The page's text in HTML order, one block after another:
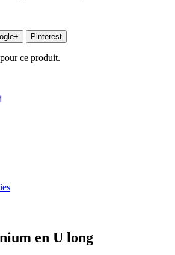
Pinterest
ce produit.
en U long